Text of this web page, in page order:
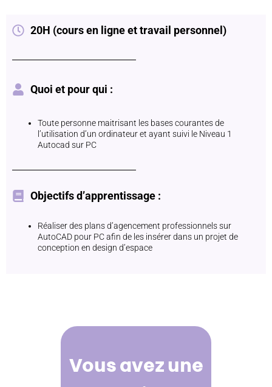
20H (cours en ligne et travail personnel)
Quoi et pour qui :
Toute personne maitrisant les bases courantes de
l’utilisation d’un ordinateur et ayant suivi le Niveau 1
Autocad sur PC
Objectifs d’apprentissage :
Réaliser des plans d’agencement professionnels sur
AutoCAD pour PC afin de les insérer dans un projet de
conception en design d’espace
Vous avez une